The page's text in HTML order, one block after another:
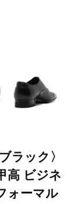
ラック〉
高 ビジネ
ォーマル